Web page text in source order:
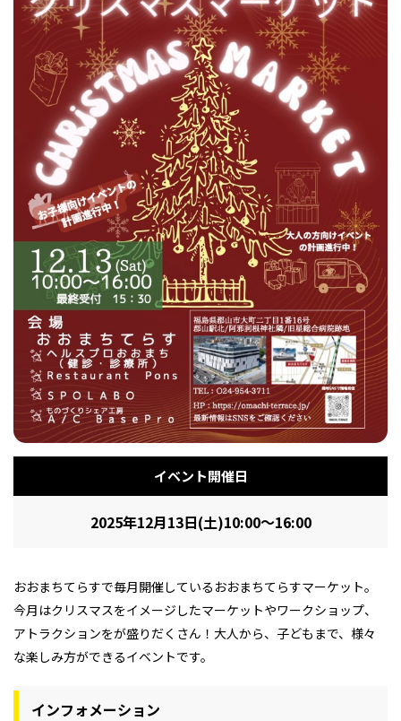
和食 わんぱく 福島ローカルグル
メ
パン アジア・エスニッ
ク
テイクアウト
ランチ その他
温泉 体験 名所
レジャー・スポー
ツ施設
非日常 イベントレポート
その他
フィットネス・や
せたい
鍼灸・整体・リラ
クゼーション
まつ毛サロン
脱毛 温活・サウナ 歯列矯正・審美歯
科
その他
インテリア 食品・酒 生活を彩るモノ
その他
趣味・スキルアッ
プ
保育園・こども園 子どもの習い事・
塾
幼稚園 教育 ライフイベント
その他
イベント開催日
2025年12月13日(土)10:00～16:00
おおまちてらすで毎月開催しているおおまちてらすマーケット。
今月はクリスマスをイメージしたマーケットやワークショップ、
アトラクションをが盛りだくさん！大人から、子どもまで、様々
な楽しみ方ができるイベントです。
インフォメーション